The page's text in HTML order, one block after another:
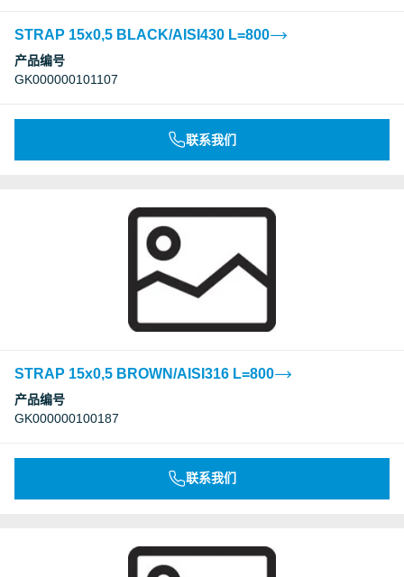
STRAP 15x0,5 BLACK/AISI430 L=800
产品编号
GK000000101107
联系我们
STRAP 15x0,5 BROWN/AISI316 L=800
产品编号
GK000000100187
联系我们